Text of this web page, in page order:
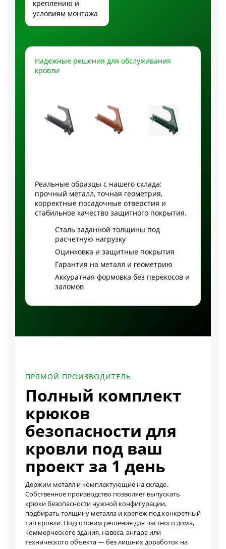
креплению и
условиям монтажа
Надежные решения для обслуживания
кровли
Реальные образцы с нашего склада:
прочный металл, точная геометрия,
корректные посадочные отверстия и
стабильное качество защитного покрытия.
Сталь заданной толщины под
расчетную нагрузку
Оцинковка и защитные покрытия
Гарантия на металл и геометрию
Аккуратная формовка без перекосов и
заломов
ПРЯМОЙ ПРОИЗВОДИТЕЛЬ
Полный комплект
крюков
безопасности для
кровли под ваш
проект за 1 день
Держим металл и комплектующие на складе.
Собственное производство позволяет выпускать
крюки безопасности нужной конфигурации,
подбирать толщину металла и крепеж под конкретный
тип кровли. Подготовим решение для частного дома,
коммерческого здания, навеса, ангара или
технического объекта — без лишних доработок на